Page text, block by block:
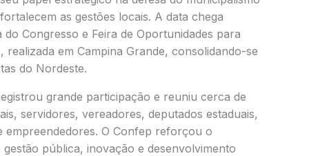
as gestões locais. A data chega
Congresso e Feira de Oportunidades para
em Campina Grande, consolidando-se
do Nordeste.
grande participação e reuniu cerca de
servidores, vereadores, deputados estaduais,
empreendedores. O Confep reforçou o
pública, inovação e desenvolvimento